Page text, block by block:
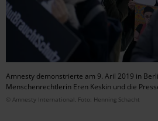
Amnesty demonstrierte am 9. Aril 2019 in
Menschenrechtlerin Eren Keskin und die
© Amnesty International, Foto: Henning Schacht